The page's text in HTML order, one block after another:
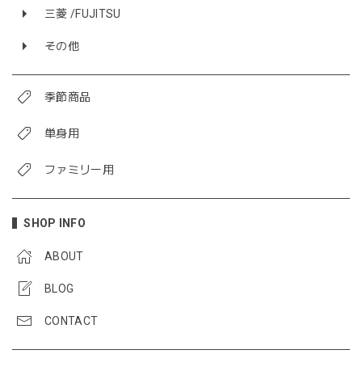
三菱 /FUJITSU
その他
季節商品
単身用
ファミリー用
SHOP INFO
ABOUT
BLOG
CONTACT